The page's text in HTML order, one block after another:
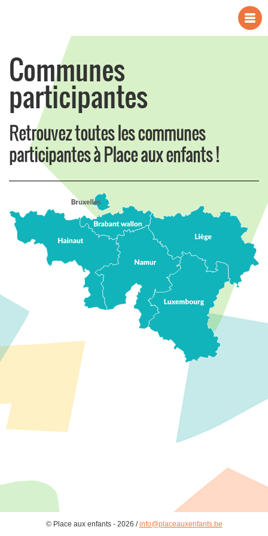
Communes
participantes
Retrouvez toutes les communes
participantes à Place aux enfants !
© Place aux enfants - 2026 /info@placeauxenfants.be